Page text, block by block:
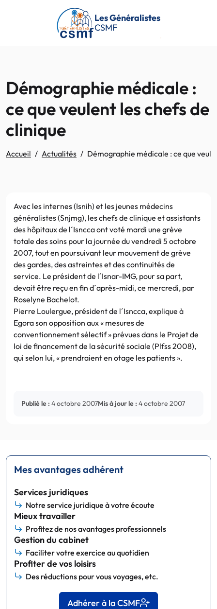
Passer au contenu principal
Les Généralistes
CSMF
Démographie médicale :
ce que veulent les chefs de
clinique
Accueil Actualités Démographie médicale : ce que
Avec les internes (Isnih) et les jeunes médecins
généralistes (Snjmg), les chefs de clinique et assistants
des hôpitaux de l´Isncca ont voté mardi une grève
totale des soins pour la journée du vendredi 5 octobre
2007, tout en poursuivant leur mouvement de grève
des gardes, des astreintes et des continuités de
service. Le président de l´Isnar-IMG, pour sa part,
devait être reçu en fin d´après-midi, ce mercredi, par
Roselyne Bachelot.
Pierre Loulergue, président de l´Isncca, explique à
Egora son opposition aux « mesures de
conventionnement sélectif » prévues dans le Projet de
loi de financement de la sécurité sociale (Plfss 2008),
qui selon lui, « prendraient en otage les patients ».
Publié le : 4 octobre 2007Mis à jour le : 4 octobre 2007
Mes avantages adhérent
Services juridiques
Notre service juridique à votre écoute
Mieux travailler
Profitez de nos avantages professionnels
Gestion du cabinet
Faciliter votre exercice au quotidien
Profiter de vos loisirs
Des réductions pour vous voyages, etc.
Adhérer à la CSMF